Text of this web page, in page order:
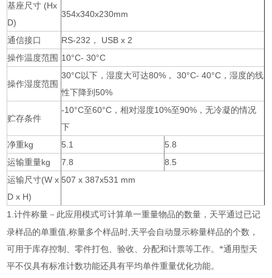
基座尺寸 (Hx
D)
354x340x230mm
通信接口
RS-232， USB x 2
操作温度范围 10°C- 30°C
操作湿度范围
30°C以下，湿度大可达80%， 30°C- 40°C，湿度的线
性下降到50%
贮存条件
-10°C至60°C，相对湿度10%至90%，无冷凝的情况
下
净重kg
5.1
5.8
运输重量kg
7.8
8.5
运输尺寸(W x
D x H)
507 x 387x531 mm
1.计件称量－此应用模式可计算单一重量物品的数量，天平通过已记
录样品的单重值 ,称量多个样品时 天平会自动显示称量样品的个数，
可用于库存控制、零件打包、验收、分配和计票等工作。*通用型天
平不仅具有标准计数功能还具有平均单件重量优化功能。